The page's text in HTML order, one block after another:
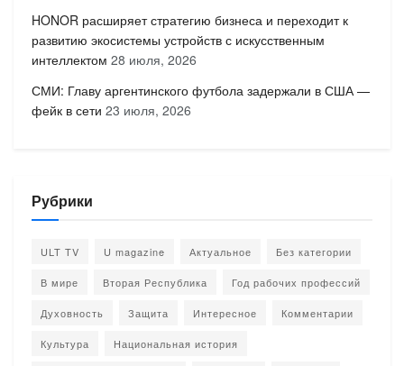
HONOR расширяет стратегию бизнеса и переходит к
развитию экосистемы устройств с искусственным
интеллектом 28 июля, 2026
СМИ: Главу аргентинского футбола задержали в США —
фейк в сети 23 июля, 2026
Рубрики
ULT TV U magazine Актуальное Без категории
В мире Вторая Республика Год рабочих профессий
Духовность Защита Интересное Комментарии
Культура Национальная история